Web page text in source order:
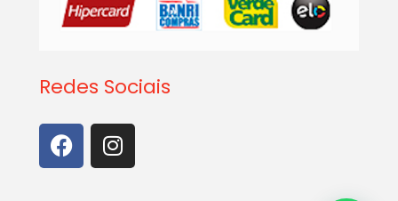
Redes Sociais